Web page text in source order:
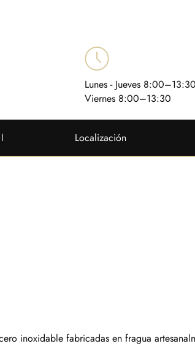
Lunes - Jueves
Viernes 8:00–13:30
Localización
inoxidable fabricadas en fragua